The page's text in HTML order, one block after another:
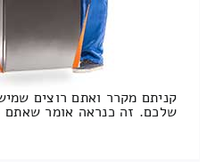
קניתם מקרר ואתם רוצים
שלכם. זה כנראה אומר שאתם